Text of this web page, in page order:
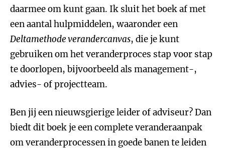
daarmee om kunt gaan. Ik sluit het boek af met
een aantal hulpmiddelen, waaronder een
Deltamethode verandercanvas, die je kunt
gebruiken om het veranderproces stap voor stap
te doorlopen, bijvoorbeeld als management-,
advies- of projectteam.
Ben jij een nieuwsgierige leider of adviseur? Dan
biedt dit boek je een complete veranderaanpak
om veranderprocessen in goede banen te leiden